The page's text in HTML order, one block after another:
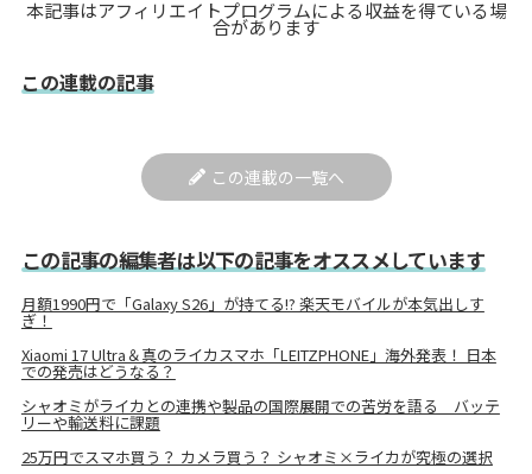
本記事はアフィリエイトプログラムによる収益を得ている場
合があります
この連載の記事
この連載の一覧へ
この記事の編集者は以下の記事をオススメしています
月額1990円で「Galaxy S26」が持てる!? 楽天モバイルが本気出しす
ぎ！
Xiaomi 17 Ultra＆真のライカスマホ「LEITZPHONE」海外発表！ 日本
での発売はどうなる？
シャオミがライカとの連携や製品の国際展開での苦労を語る バッテ
リーや輸送料に課題
25万円でスマホ買う？ カメラ買う？ シャオミ×ライカが究極の選択